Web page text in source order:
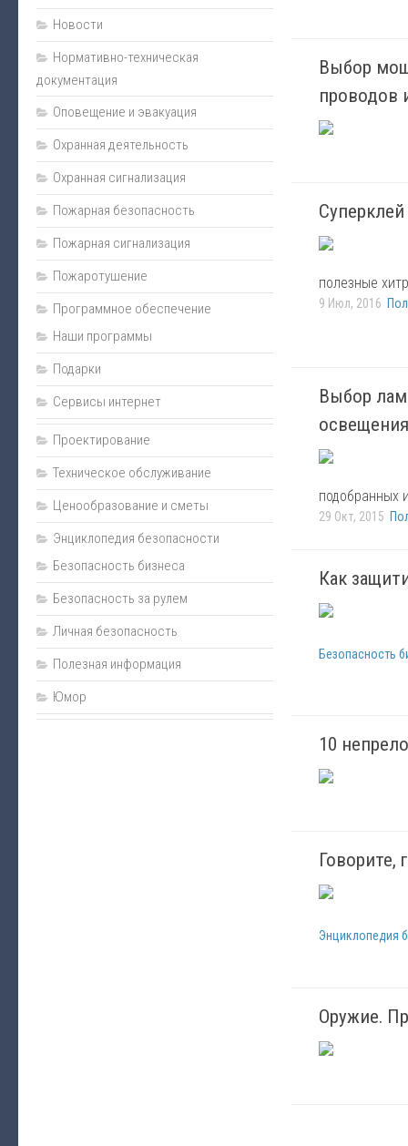
Монтаж
Пожарная сигнализация
Энциклопедия безопасности
Юмор
Безопасность за рулем
Полезная информация
Личная безопасность
Наладка
Видеонаблюдение
Техническое обслуживание
Пожаротушение
Нормативно-техническая документация
Прайс
Карта сайта
Подарки
Интернет-магазин
Выбор
проводов
Суперклей
полезные
9 Июл, 2016
Выбор
подобранных
29 Окт, 2015
Как
Безопасность
10
Говорите,
Энциклопедия
Оружие.
Новости
Нормативно-техническая
документация
Оповещение и эвакуация
Охранная деятельность
Охранная сигнализация
Пожарная безопасность
Пожарная сигнализация
Пожаротушение
Программное обеспечение
Наши программы
Подарки
Сервисы интернет
Проектирование
Техническое обслуживание
Ценообразование и сметы
Энциклопедия безопасности
Безопасность бизнеса
Безопасность за рулем
Личная безопасность
Полезная информация
Юмор